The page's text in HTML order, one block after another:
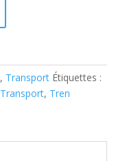
, Transport Étiquettes :
Transport, Tren